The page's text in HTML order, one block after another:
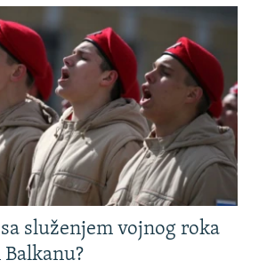
sa služenjem vojnog roka